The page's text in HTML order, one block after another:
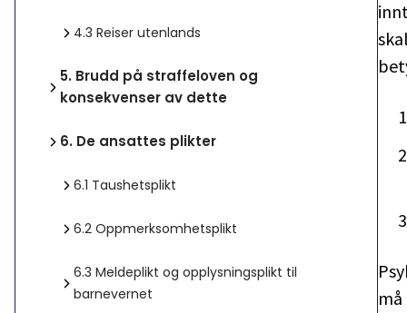
4.3 Reiser utenlands
5. Brudd på straffeloven og
konsekvenser av dette
6. De ansattes plikter
6.1 Taushetsplikt
6.2 Oppmerksomhetsplikt
6.3 Meldeplikt og opplysningsplikt til
barnevernet